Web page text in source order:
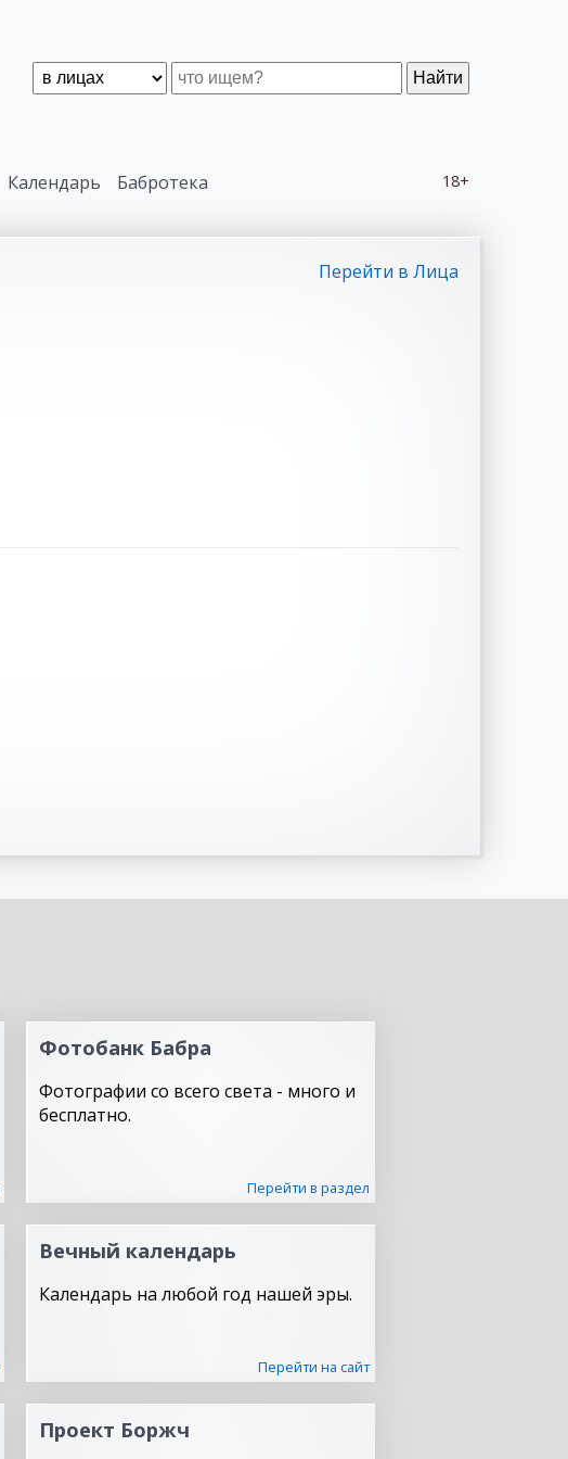
Найти
18+
Календарь Бабротека
Перейти в Лица
Фотобанк Бабра
Фотографии со всего света - много и
бесплатно.
Перейти в раздел
Вечный календарь
Календарь на любой год нашей эры.
Перейти на сайт
Проект Боржч